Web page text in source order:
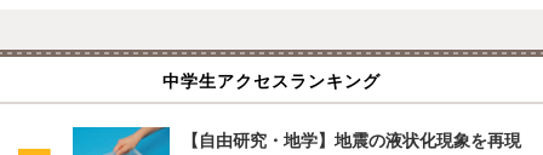
中学生アクセスランキング
【自由研究・地学】地震の液状化現象を再現